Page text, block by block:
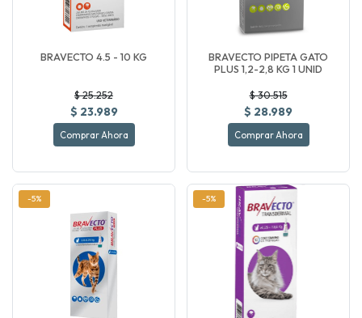
BRAVECTO 4.5 - 10 KG
$ 25.252
$ 23.989
Comprar Ahora
BRAVECTO PIPETA GATO
PLUS 1,2-2,8 KG 1 UNID
$ 30.515
$ 28.989
Comprar Ahora
-5% -5%